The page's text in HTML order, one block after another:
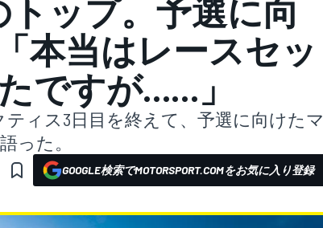
ップ。予選に向
本当はレースセッ
ですが……」
ィス3日目を終えて、予選に向けたマ
った。
GOOGLE検索でMOTORSPORT.COMをお気に入り登録